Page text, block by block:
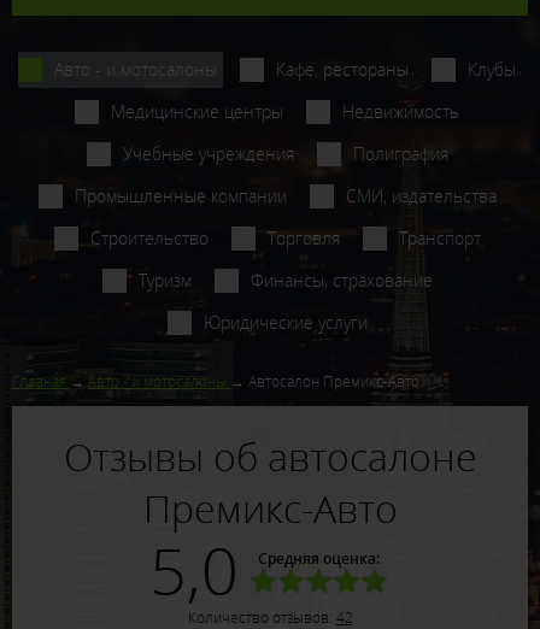
Авто - и мотосалоны Кафе, рестораны
Клубы
Медицинские центры
Недвижимость
Учебные учреждения
Полиграфия
Промышленные компании
СМИ, издательства
Строительство
Торговля
Транспорт
Туризм
Финансы, страхование
Юридические услуги
Главная Авто - и мотосалоны Автосалон Премикс-Авто
Отзывы об автосалоне
Премикс-Авто
Средняя оценка:
5,0
Количество отзывов: 42